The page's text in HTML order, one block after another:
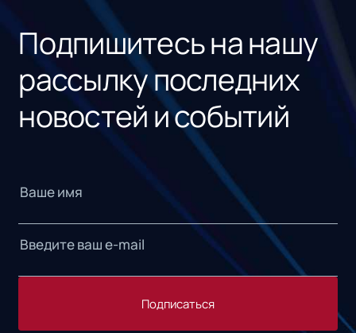
Подпишитесь на нашу
рассылку последних
новостей и событий
Подписаться